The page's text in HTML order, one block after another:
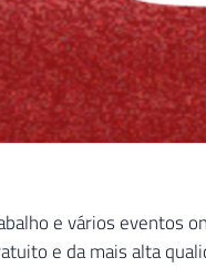
e vários eventos
e da mais alta